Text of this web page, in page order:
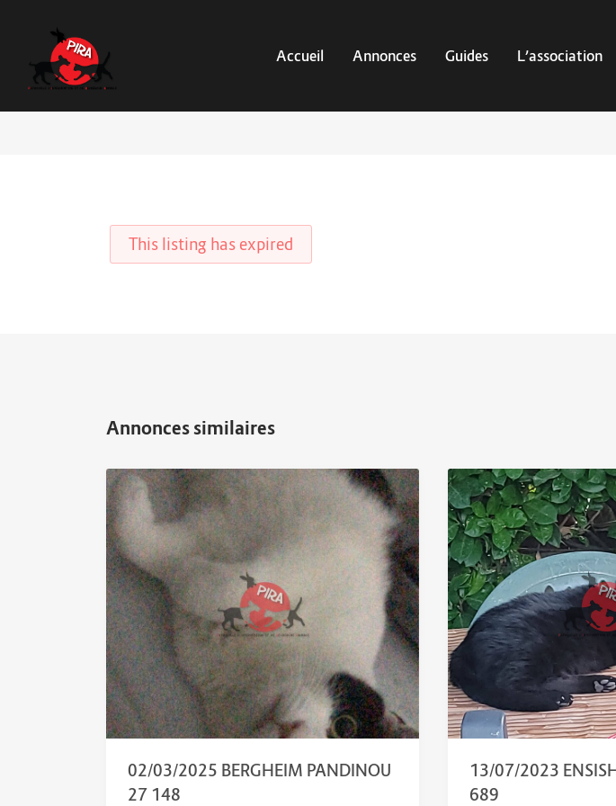
Accueil Annonces Guides L’association
This listing has expired
02/03/2025 BERGHEIM PANDINOU
27 148
13/07/2023
689